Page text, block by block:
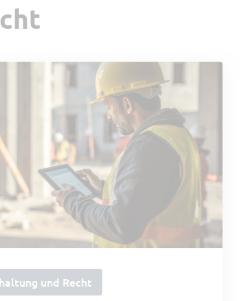
Berufliche E-Mail Adresse
SORBA Software benötigt die
Kontaktinformationen, die Sie uns
zur Verfügung stellen, um Sie
bezüglich unserer Produkte und
Dienstleistungen zu kontaktieren.
Sie können sich jederzeit von
diesen Benachrichtigungen
abmelden. Informationen zum
Abbestellen sowie unsere
und Recht